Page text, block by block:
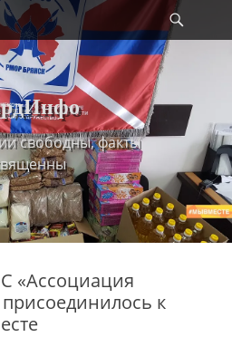
свободны, факты
«Ассоциация
к